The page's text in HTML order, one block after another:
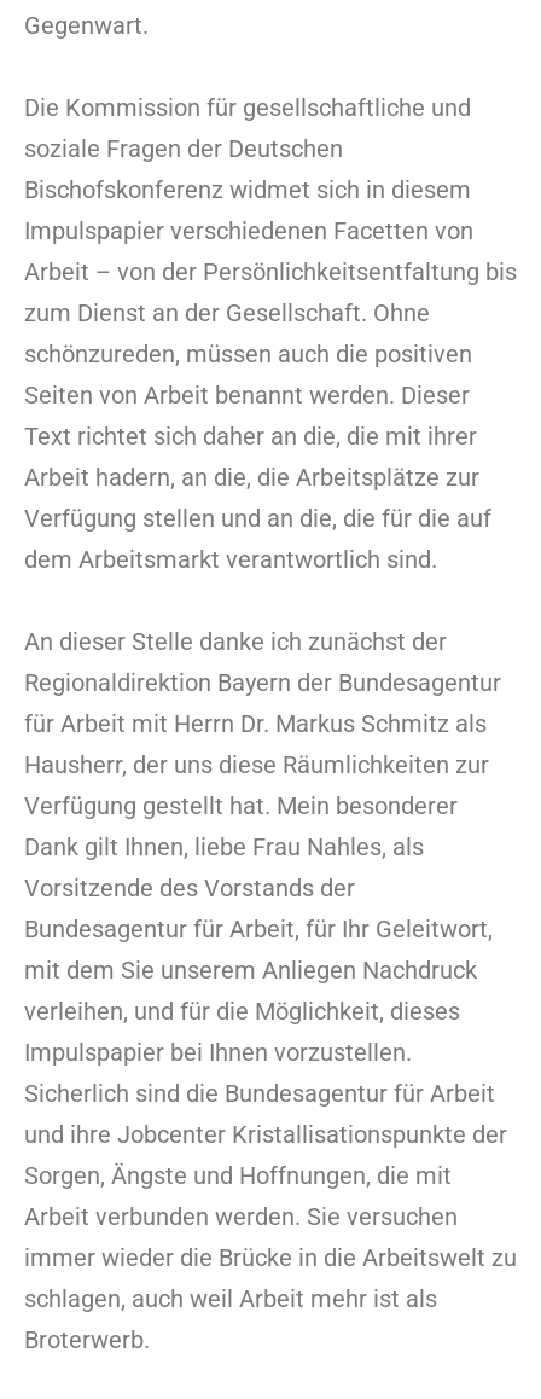
Gegenwart.
Die Kommission für gesellschaftliche und
soziale Fragen der Deutschen
Bischofskonferenz widmet sich in diesem
Impulspapier verschiedenen Facetten von
Arbeit – von der Persönlichkeitsentfaltung bis
zum Dienst an der Gesellschaft. Ohne
schönzureden, müssen auch die positiven
Seiten von Arbeit benannt werden. Dieser
Text richtet sich daher an die, die mit ihrer
Arbeit hadern, an die, die Arbeitsplätze zur
Verfügung stellen und an die, die für die auf
dem Arbeitsmarkt verantwortlich sind.
An dieser Stelle danke ich zunächst der
Regionaldirektion Bayern der Bundesagentur
für Arbeit mit Herrn Dr. Markus Schmitz als
Hausherr, der uns diese Räumlichkeiten zur
Verfügung gestellt hat. Mein besonderer
Dank gilt Ihnen, liebe Frau Nahles, als
Vorsitzende des Vorstands der
Bundesagentur für Arbeit, für Ihr Geleitwort,
mit dem Sie unserem Anliegen Nachdruck
verleihen, und für die Möglichkeit, dieses
Impulspapier bei Ihnen vorzustellen.
Sicherlich sind die Bundesagentur für Arbeit
und ihre Jobcenter Kristallisationspunkte der
Sorgen, Ängste und Hoffnungen, die mit
Arbeit verbunden werden. Sie versuchen
immer wieder die Brücke in die Arbeitswelt zu
schlagen, auch weil Arbeit mehr ist als
Broterwerb.